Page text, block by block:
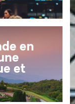
en
et